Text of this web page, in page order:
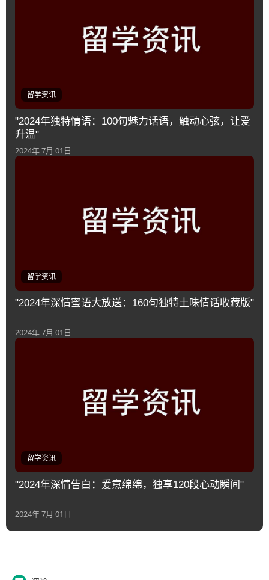
留学资讯
"2024年独特情语：100句魅力话语，触动心弦，让爱
升温"
2024年 7月 01日
留学资讯
"2024年深情蜜语大放送：160句独特土味情话收藏版"
2024年 7月 01日
留学资讯
"2024年深情告白：爱意绵绵，独享120段心动瞬间"
2024年 7月 01日